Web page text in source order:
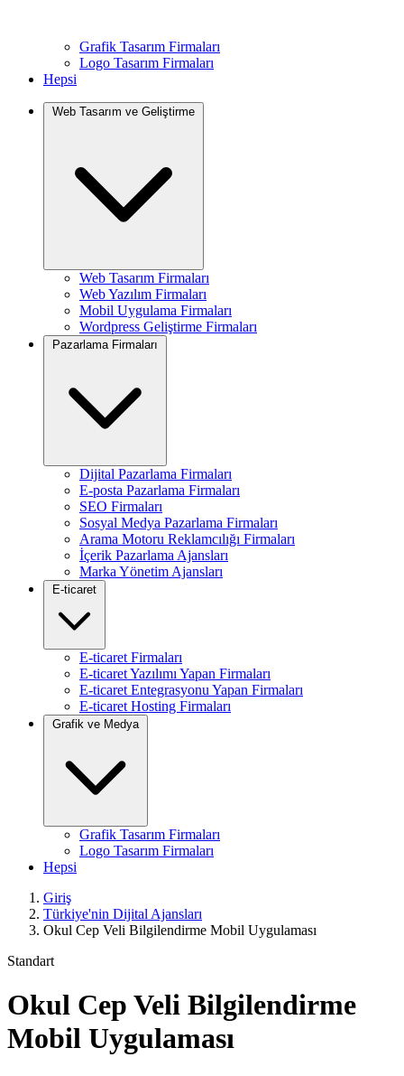
Grafik Tasarım Firmaları
Logo Tasarım Firmaları
Hepsi
Web Tasarım ve Geliştirme
Web Tasarım Firmaları
Web Yazılım Firmaları
Mobil Uygulama Firmaları
Wordpress Geliştirme Firmaları
Pazarlama Firmaları
Dijital Pazarlama Firmaları
E-posta Pazarlama Firmaları
SEO Firmaları
Sosyal Medya Pazarlama Firmaları
Arama Motoru Reklamcılığı Firmaları
İçerik Pazarlama Ajansları
Marka Yönetim Ajansları
E-ticaret
E-ticaret Firmaları
E-ticaret Yazılımı Yapan Firmaları
E-ticaret Entegrasyonu Yapan Firmaları
E-ticaret Hosting Firmaları
Grafik ve Medya
Grafik Tasarım Firmaları
Logo Tasarım Firmaları
Hepsi
Giriş
Türkiye'nin Dijital Ajansları
Okul Cep Veli Bilgilendirme Mobil Uygulaması
Standart
Okul Cep Veli Bilgilendirme
Mobil Uygulaması